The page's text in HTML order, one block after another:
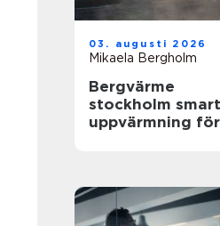
03. augusti 2026
Mikaela Bergholm
Bergvärme
stockholm smart
uppvärmning för